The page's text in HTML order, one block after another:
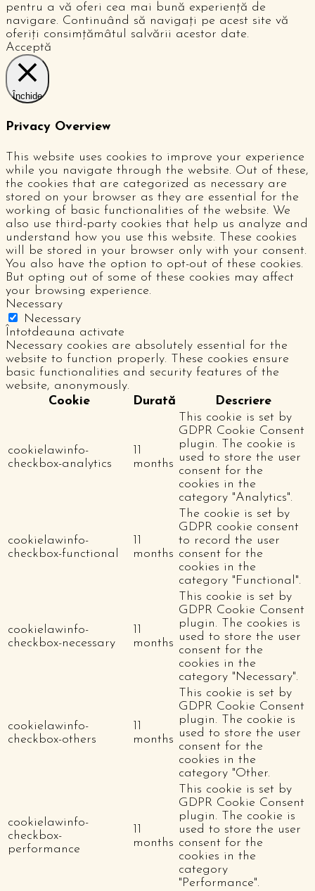
pentru a vă oferi cea mai bună experiență de
navigare. Continuând să navigați pe acest site vă
oferiți consimțămâtul salvării acestor date.
Acceptă
Închide
Privacy Overview
This website uses cookies to improve your experience
while you navigate through the website. Out of these,
the cookies that are categorized as necessary are
stored on your browser as they are essential for the
working of basic functionalities of the website. We
also use third-party cookies that help us analyze and
understand how you use this website. These cookies
will be stored in your browser only with your consent.
You also have the option to opt-out of these cookies.
But opting out of some of these cookies may affect
your browsing experience.
Necessary
Necessary
Întotdeauna activate
Necessary cookies are absolutely essential for the
website to function properly. These cookies ensure
basic functionalities and security features of the
website, anonymously.
Cookie
Durată Descriere
cookielawinfo-
checkbox-analytics
11
months
This cookie is set by
GDPR Cookie Consent
plugin. The cookie is
used to store the user
consent for the
cookies in the
category "Analytics".
cookielawinfo-
checkbox-functional
11
months
The cookie is set by
GDPR cookie consent
to record the user
consent for the
cookies in the
category "Functional".
cookielawinfo-
checkbox-necessary
11
months
This cookie is set by
GDPR Cookie Consent
plugin. The cookies is
used to store the user
consent for the
cookies in the
category "Necessary".
cookielawinfo-
checkbox-others
11
months
This cookie is set by
GDPR Cookie Consent
plugin. The cookie is
used to store the user
consent for the
cookies in the
category "Other.
cookielawinfo-
checkbox-
performance
11
months
This cookie is set by
GDPR Cookie Consent
plugin. The cookie is
used to store the user
consent for the
cookies in the
category
"Performance".